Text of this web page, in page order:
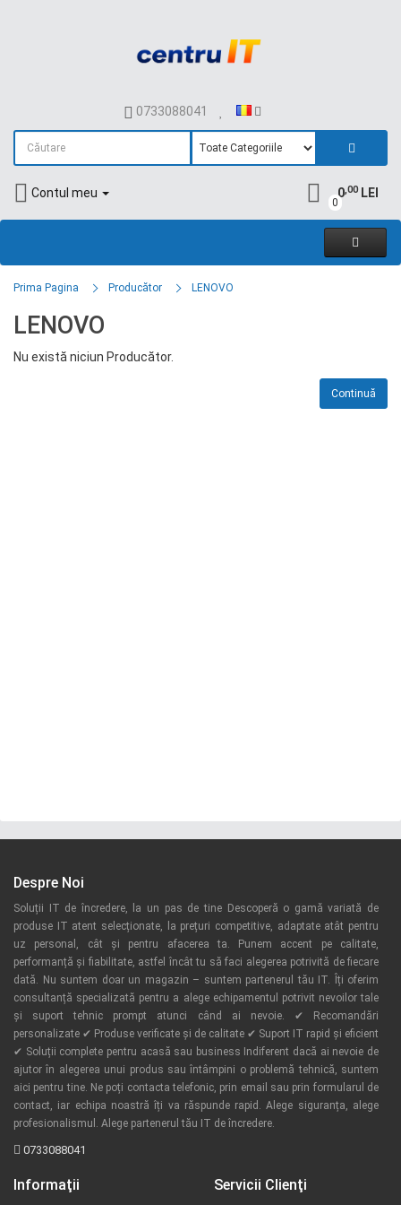
0733088041
Contul meu
0
0,00LEI
Prima Pagina Producător LENOVO
LENOVO
Nu există niciun Producător.
Continuă
Despre Noi
Soluții IT de încredere, la un pas de tine Descoperă o gamă variată de
produse IT atent selecționate, la prețuri competitive, adaptate atât pentru
uz personal, cât și pentru afacerea ta. Punem accent pe calitate,
performanță și fiabilitate, astfel încât tu să faci alegerea potrivită de fiecare
dată. Nu suntem doar un magazin – suntem partenerul tău IT. Îți oferim
consultanță specializată pentru a alege echipamentul potrivit nevoilor tale
și suport tehnic prompt atunci când ai nevoie. ✔ Recomandări
personalizate ✔ Produse verificate și de calitate ✔ Suport IT rapid și eficient
✔ Soluții complete pentru acasă sau business Indiferent dacă ai nevoie de
ajutor în alegerea unui produs sau întâmpini o problemă tehnică, suntem
aici pentru tine. Ne poți contacta telefonic, prin email sau prin formularul de
contact, iar echipa noastră îți va răspunde rapid. Alege siguranța, alege
profesionalismul. Alege partenerul tău IT de încredere.
0733088041
Informaţii Servicii Clienţi